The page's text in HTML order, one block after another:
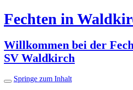
Fechten in
Willkommen bei der
SV Waldkirch
Springe zum Inhalt